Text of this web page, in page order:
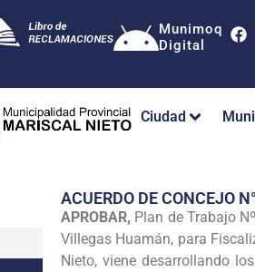
Munimoq
Digital
Ciudad
ACUERDO DE CONCEJO
APROBAR, Plan de Trabajo
Villegas Huamán, para
Nieto, viene desarrollando